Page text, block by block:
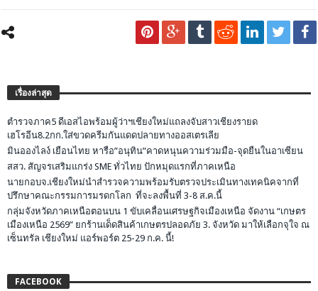
เรื่องล่าสุด
ตำรวจภาค5 ดีเอสไอพร้อมผู้ว่าฯเชียงใหม่แถลงจับสาวเชียงรายด
เฮโรอีน8.2กก.ใส่ขวดครีมกันแดดปลายทางออสเตรเลีย
มินอองไลง์ เยือนไทย หารือ”อนุทิน”คาดหนุนความร่วมมือ-จุดยืนในอาเซียน
สสว. สัญจรเสริมแกร่ง SME ทั่วไทย ปักหมุดแรกที่ภาคเหนือ
นายกอบจ.เชียงใหม่นำสำรวจความพร้อมรับตรวจประเมินทางเทคนิคจากที่
ปรึกษาคณะกรรมการมรดกโลก ที่จะลงพื้นที่ 3-8 ส.ค.นี้
กลุ่มจังหวัดภาคเหนือตอนบน 1 ขับเคลื่อนเศรษฐกิจเมืองเหนือ จัดงาน “เกษตร
เมืองเหนือ 2569” ยกร้านเด็ดสินค้าเกษตรปลอดภัย 3. จังหวัด มาให้เลือกจุใจ ณ
เซ็นทรัล เชียงใหม่ แอร์พอร์ต 25-29 ก.ค. นี้!
FACEBOOK